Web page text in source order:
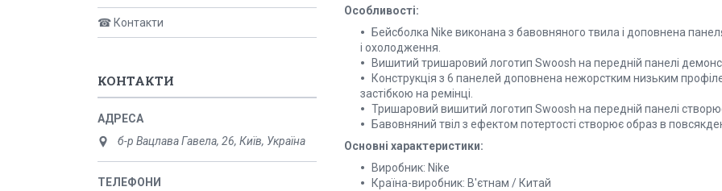
Особливості:
Бейсболка Nike виконана з бавовняного твила і доповнена
і охолодження.
Вишитий тришаровий логотип Swoosh на передній панелі
Конструкція з 6 панелей доповнена нежорстким низьким
застібкою на ремінці.
Тришаровий вишитий логотип Swoosh на передній панелі
Бавовняний твіл з ефектом потертості створює образ в
Основні характеристики:
Виробник: Nike
Країна-виробник: В'єтнам / Китай
☎ Контакти
КОНТАКТИ
б-р Вацлава Гавела, 26, Київ, Україна